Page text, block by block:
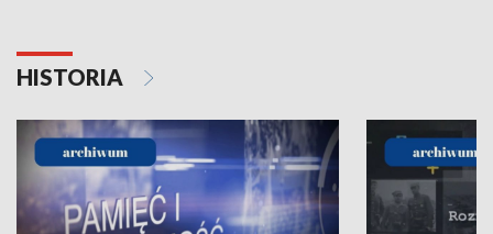
HISTORIA